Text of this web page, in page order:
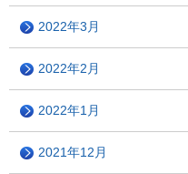
2022年3月
2022年2月
2022年1月
2021年12月